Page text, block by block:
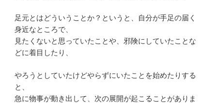
足元とはどういうことか？というと、自分が手足の届く
身近なところで、
見たくないと思っていたことや、邪険にしていたことな
どに着目したり、
やろうとしていたけどやらずにいたことを始めたりする
と、
急に物事が動き出して、次の展開が起こることがありま